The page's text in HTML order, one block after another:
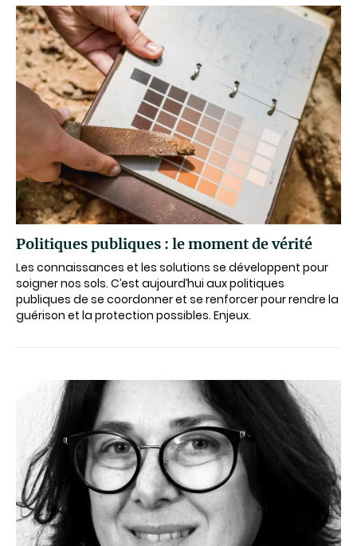
Politiques publiques : le moment de vérité
Les connaissances et les solutions se développent pour
soigner nos sols. C’est aujourd’hui aux politiques
publiques de se coordonner et se renforcer pour rendre la
guérison et la protection possibles. Enjeux.